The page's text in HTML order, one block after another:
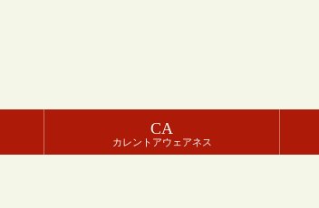
CA
カレントアウェアネス